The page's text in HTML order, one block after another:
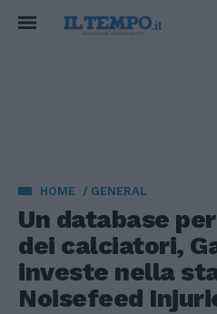
HOME GENERAL
Un database
dei calciatori,
investe nella
Noisefeed